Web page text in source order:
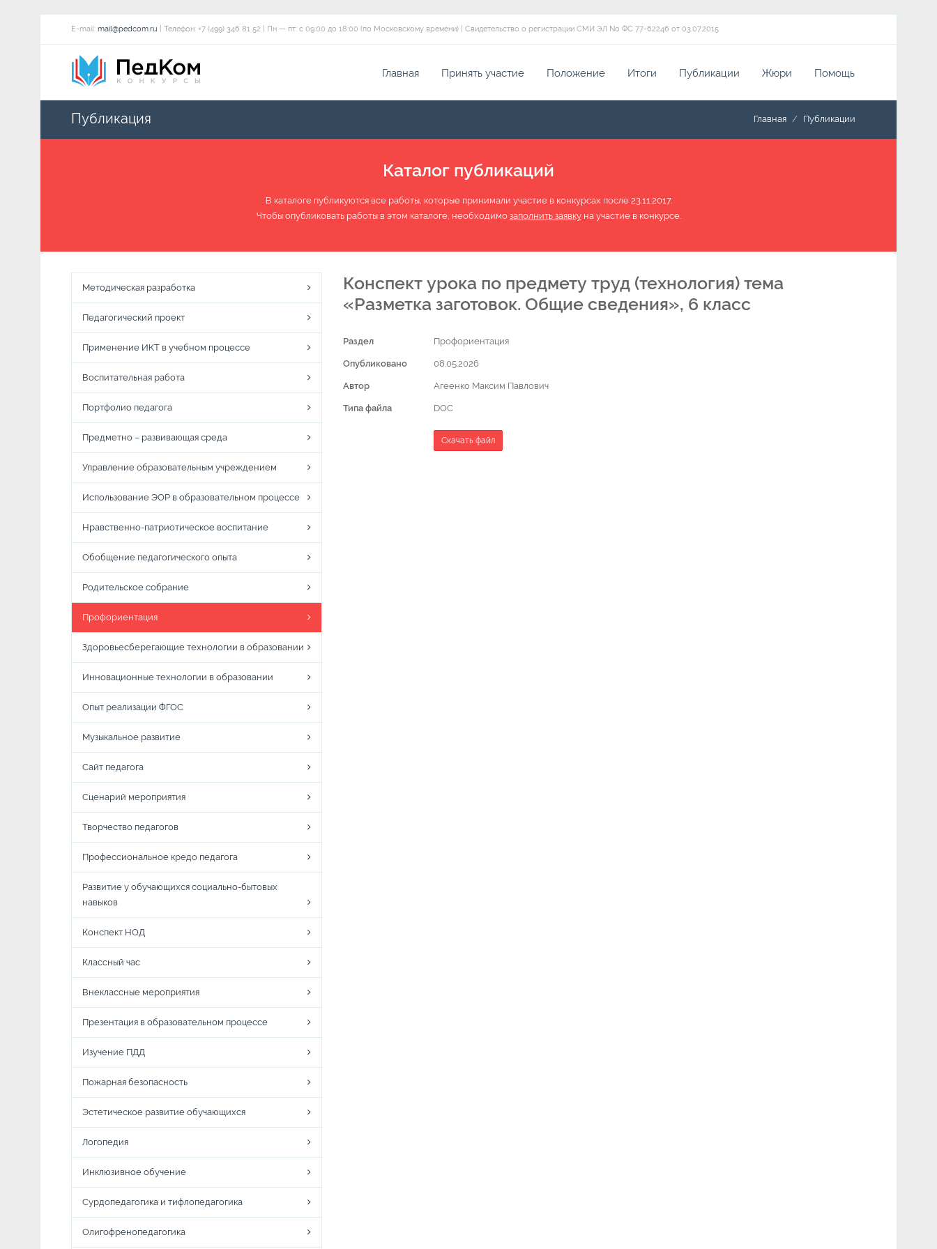
E-mail: mail@pedcom.ru | Телефон: +7 (499) 346 81 52 | Пн — пт: с 09:00 до 18:00 (по Московскому времени) | Свидетельство о регистрации СМИ ЭЛ No ФС 77-62246 от 03.07.2015
Главная Принять участие Положение Итоги Публикации Жюри Помощь
Публикация Главная Публикации
Каталог публикаций
В каталоге публикуются все работы, которые принимали участие в конкурсах после 23.11.2017.
Чтобы опубликовать работы в этом каталоге, необходимо заполнить заявкуна участие в конкурсе.
Методическая разработка
Педагогический проект
Применение ИКТ в учебном процессе
Воспитательная работа
Портфолио педагога
Предметно – развивающая среда
Управление образовательным учреждением
Использование ЭОР в образовательном процессе
Нравственно-патриотическое воспитание
Обобщение педагогического опыта
Родительское собрание
Профориентация
Здоровьесберегающие технологии в образовании
Инновационные технологии в образовании
Опыт реализации ФГОС
Музыкальное развитие
Сайт педагога
Сценарий мероприятия
Творчество педагогов
Профессиональное кредо педагога
Развитие у обучающихся социально-бытовых
навыков
Конспект НОД
Классный час
Внеклассные мероприятия
Презентация в образовательном процессе
Изучение ПДД
Пожарная безопасность
Эстетическое развитие обучающихся
Логопедия
Инклюзивное обучение
Сурдопедагогика и тифлопедагогика
Олигофренопедагогика
Конспект урока по предмету труд (технология) тема
«Разметка заготовок. Общие сведения», 6 класс
Раздел Профориентация
Опубликовано 08.05.2026
Автор Агеенко Максим Павлович
Типа файла DOC
Скачать файл